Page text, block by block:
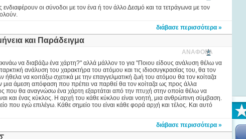
οι σύνοδοι με τον ένα ή τον άλλο Δεσμό και τα τετράγωνα με τον
διάβασε περισσότερα »
και Παράδειγμα
ΑΝΑΦΟΡΑ
να διαβάζω ένα χάρτη?" αλλά μάλλον το για "Ποιου είδους ανάλυση θέλω να
ανάλυση του χαρακτήρα του ατόμου και τις ιδιοσυγκρασίας του, θα τον
ήθελα να κοιτάξω σχετικά με την επαγγελματική ζωή του ατόμου θα τον κοίταζα
μια άμεση απόφαση που πρέπει να παρθεί θα τον κοίταζα ως προς άλλα
που θα αναγνώσω ένα χάρτη εξαρτάται από την πτυχή στην οποία θέλω να
και ένας κύκλος. Η αρχή του κάθε κύκλου είναι νοητή, μια ανθρώπινη σύμβαση.
που εγώ επιλέγω. Κάθε σημείο του είναι κάθε φορά αρχή και τέλος. Και αυτό
διάβασε περισσότερα »